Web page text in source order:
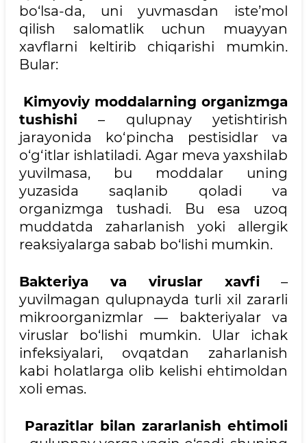
bo‘lsa-da, uni yuvmasdan iste’mol
qilish salomatlik uchun muayyan
xavflarni keltirib chiqarishi mumkin.
Bular:
Kimyoviy moddalarning organizmga
tushishi – qulupnay yetishtirish
jarayonida ko‘pincha pestisidlar va
o‘g‘itlar ishlatiladi. Agar meva yaxshilab
yuvilmasa, bu moddalar uning
yuzasida saqlanib qoladi va
organizmga tushadi. Bu esa uzoq
muddatda zaharlanish yoki allergik
reaksiyalarga sabab bo‘lishi mumkin.
Bakteriya va viruslar xavfi –
yuvilmagan qulupnayda turli xil zararli
mikroorganizmlar — bakteriyalar va
viruslar bo‘lishi mumkin. Ular ichak
infeksiyalari, ovqatdan zaharlanish
kabi holatlarga olib kelishi ehtimoldan
xoli emas.
Parazitlar bilan zararlanish ehtimoli